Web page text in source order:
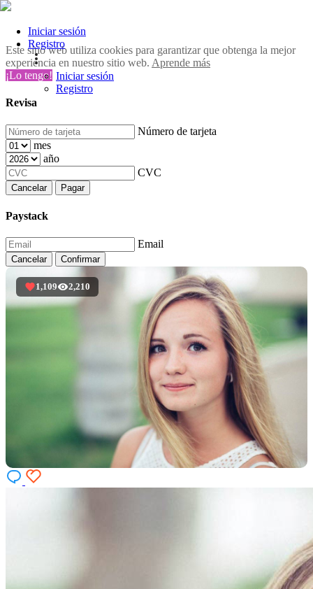
Este sitio web utiliza cookies para garantizar que obtenga la mejor
experiencia en nuestro sitio web. Aprende más
¡Lo tengo!
Revisa
Número de tarjeta
mes
año
CVC
Cancelar Pagar
Paystack
Email
Cancelar Confirmar
Iniciar sesión
Registro
Iniciar sesión
Registro
1,109 2,210